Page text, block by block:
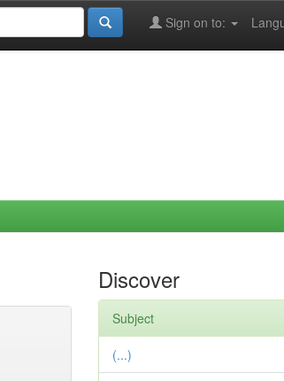
Sign on to:
Discover
Subject
(...)